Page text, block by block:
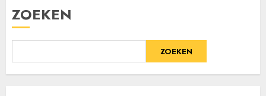
ZOEKEN
ZOEKEN